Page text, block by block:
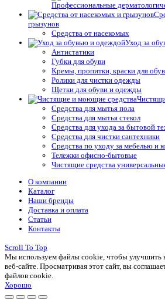
Профессиональные
грызунов
Средства от насекомых
Уход за
Антистатики
Губки для обуви
Кремы, пропитки, краски для
Ролики для чистки одежды
Щетки для обуви и одежды
Средства для мытья пола
Средства для мытья стекол
Средства для ухода за бытовой
Средства для чистки сантехники
Средства по уходу за мебелью и
Тележки офисно-бытовые
Чистящие средства
О компании
Каталог
Наши бренды
Доставка и оплата
Статьи
Контакты
Scroll To Top
Мы используем файлы cookie, чтобы
веб-сайте. Просматривая этот сайт, вы
файлов cookie.
Хорошо